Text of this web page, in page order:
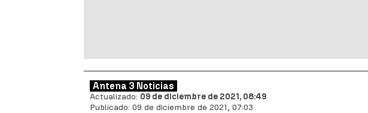
Antena 3 Noticias
Actualizado: 09 de diciembre de 2021, 08:49
Publicado: 09 de diciembre de 2021, 07:03